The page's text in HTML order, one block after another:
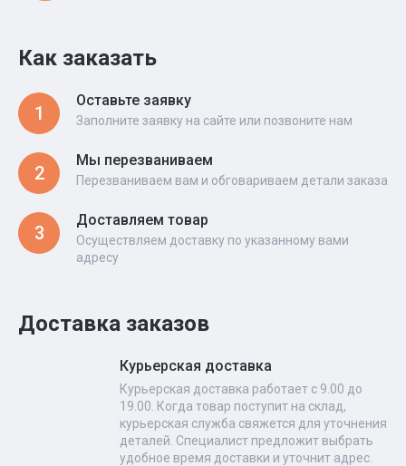
Как заказать
1
Оставьте заявку
Заполните заявку на сайте или позвоните нам
2
Мы перезваниваем
Перезваниваем вам и обговариваем детали заказа
3
Доставляем товар
Осуществляем доставку по указанному вами
адресу
Доставка заказов
Курьерская доставка
Курьерская доставка работает с 9.00 до
19.00. Когда товар поступит на склад,
курьерская служба свяжется для уточнения
деталей. Специалист предложит выбрать
удобное время доставки и уточнит адрес.